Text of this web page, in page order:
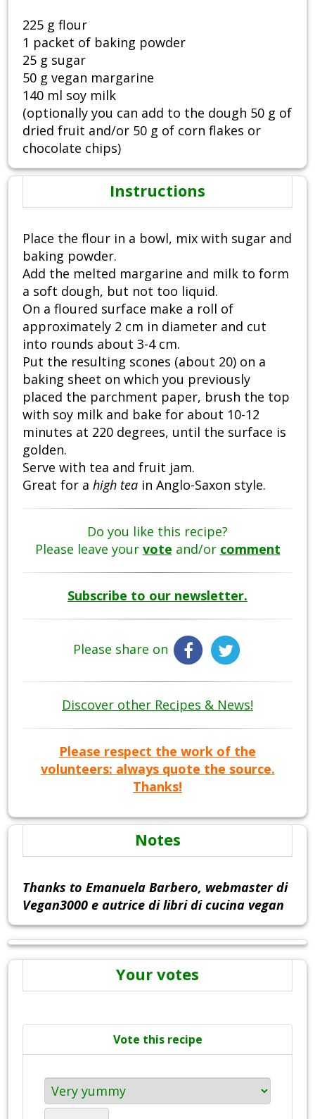
225 g flour
1 packet of baking powder
25 g sugar
50 g vegan margarine
140 ml soy milk
(optionally you can add to the dough 50 g of
dried fruit and/or 50 g of corn flakes or
chocolate chips)
Instructions
Place the flour in a bowl, mix with sugar and
baking powder.
Add the melted margarine and milk to form
a soft dough, but not too liquid.
On a floured surface make a roll of
approximately 2 cm in diameter and cut
into rounds about 3-4 cm.
Put the resulting scones (about 20) on a
baking sheet on which you previously
placed the parchment paper, brush the top
with soy milk and bake for about 10-12
minutes at 220 degrees, until the surface is
golden.
Serve with tea and fruit jam.
Great for a high tea in Anglo-Saxon style.
Do you like this recipe?
Please leave your vote and/or comment
Subscribe to our newsletter.
Please share on
Discover other Recipes & News!
Please respect the work of the
volunteers: always quote the source.
Thanks!
Notes
Thanks to Emanuela Barbero, webmaster di
Vegan3000 e autrice di libri di cucina vegan
Your votes
Vote this recipe